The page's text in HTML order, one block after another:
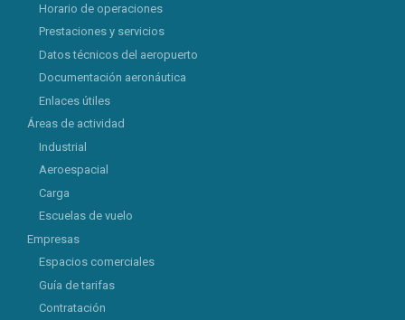
Horario de operaciones
Prestaciones y servicios
Datos técnicos del aeropuerto
Documentación aeronáutica
Enlaces útiles
Áreas de actividad
Industrial
Aeroespacial
Carga
Escuelas de vuelo
Empresas
Espacios comerciales
Guía de tarifas
Contratación